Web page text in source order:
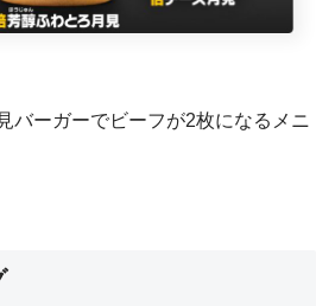
バーガーでビーフが2枚になるメニ